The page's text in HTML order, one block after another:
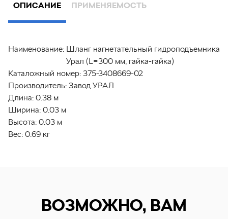
ОПИСАНИЕ ПРИМЕНЯЕМОСТЬ
Наименование: Шланг нагнетательный гидроподъемника
Урал (L=300 мм, гайка-гайка)
Каталожный номер: 375-3408669-02
Производитель: Завод УРАЛ
Длина: 0.38 м
Ширина: 0.03 м
Высота: 0.03 м
Вес: 0.69 кг
ВОЗМОЖНО, ВАМ